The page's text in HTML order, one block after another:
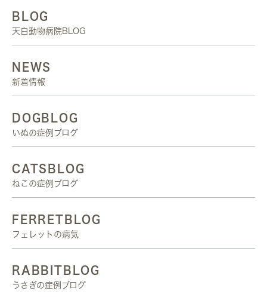
BLOG
天白動物病院BLOG
NEWS
新着情報
DOGBLOG
いぬの症例ブログ
CATSBLOG
ねこの症例ブログ
FERRETBLOG
フェレットの病気
RABBITBLOG
うさぎの症例ブログ